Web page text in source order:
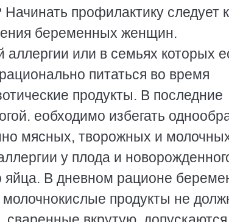
профилактику следует
беременных женщин.
или в семьях которых
питаться во время
продукты. В последние
еобходимо избегать
мясных, творожных и
у плода и
яйца. В дневном рационе
продукты не